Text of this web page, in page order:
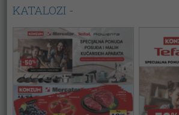
KATALOZI -